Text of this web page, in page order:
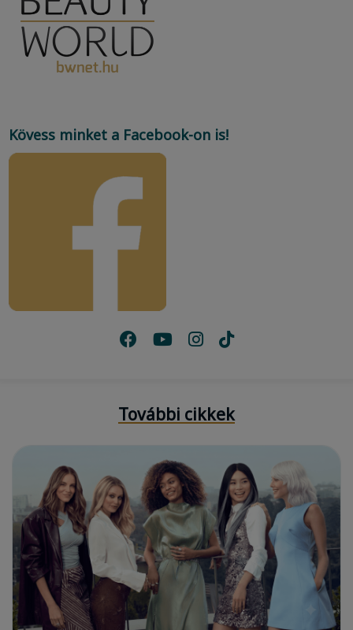
Kövess minket a Facebook-on is!
További cikkek